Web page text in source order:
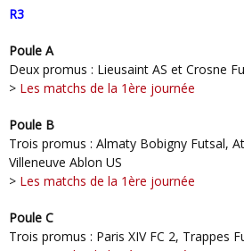
R3
Poule A
Deux promus : Lieusaint AS et Crosne
> Les matchs de la 1ère journée
Poule B
Trois promus : Almaty Bobigny Futsal,
Villeneuve Ablon US
> Les matchs de la 1ère journée
Poule C
Trois promus : Paris XIV FC 2, Trappes